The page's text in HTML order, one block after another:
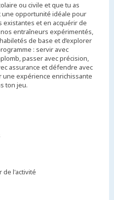
ou civile et que tu as
une opportunité idéale pour
et en acquérir de
entraîneurs expérimentés,
de base et d’explorer
: servir avec
passer avec précision,
assurance et défendre avec
une expérience enrichissante
ton jeu.
de l'activité